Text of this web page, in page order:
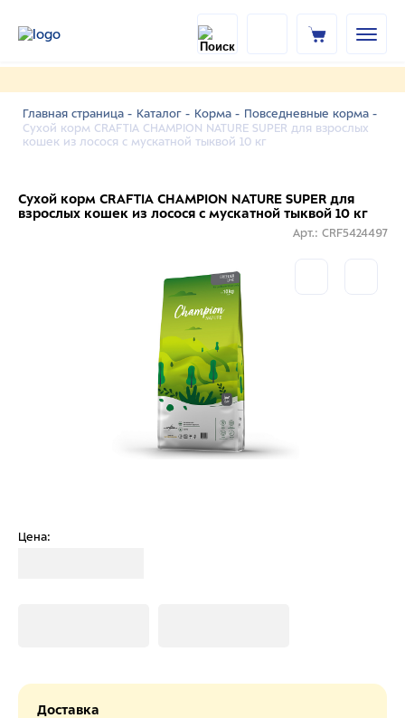
Главная страница - Каталог - Корма - Повседневные корма -
Сухой корм CRAFTIA CHAMPION NATURE SUPER для взрослых
кошек из лосося с мускатной тыквой 10 кг
Сухой корм CRAFTIA CHAMPION NATURE SUPER для
взрослых кошек из лосося с мускатной тыквой 10 кг
Арт.: CRF5424497
Цена:
Доставка